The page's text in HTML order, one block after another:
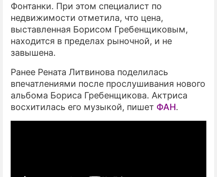
Фонтанки. При этом специалист по
недвижимости отметила, что цена,
выставленная Борисом Гребенщиковым,
находится в пределах рыночной, и не
завышена.
Ранее Рената Литвинова поделилась
впечатлениями после прослушивания нового
альбома Бориса Гребенщикова. Актриса
восхитилась его музыкой, пишет ФАН.